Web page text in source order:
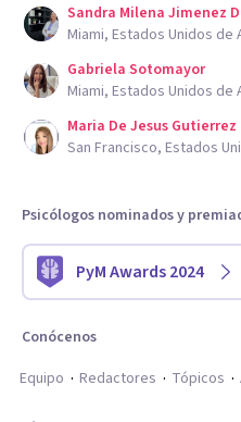
Sandra Milena Jimenez
Miami, Estados Unidos de
Gabriela Sotomayor
Miami, Estados Unidos de
Maria De Jesus
San Francisco, Estados
Psicólogos nominados y
PyM Awards 2024
Conócenos
Equipo
Redactores Tópicos